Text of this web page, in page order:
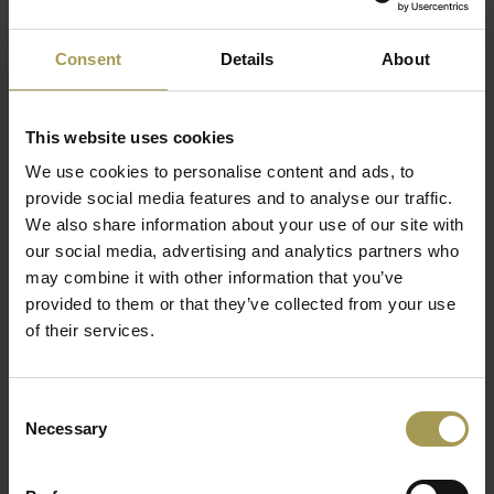
Consent Details About
This website uses cookies
We use cookies to personalise content and ads, to
provide social media features and to analyse our traffic.
We also share information about your use of our site with
our social media, advertising and analytics partners who
may combine it with other information that you’ve
provided to them or that they’ve collected from your use
of their services.
Selection
Necessary
h70 x b54 x d57cm
rugleuning in vlechtwerk van riet. De beugel die tegelijkertijd
als rug- en armleuning fungeert, bestaat uit één stuk in vorm
gebogen massief beukenhout. Net als stoel nr. 214, het
allereerste model van gebogen hout, bestaat ook stoel 210
uit slechts zes onderdelen. Door de esthetische reductie in
combinatie met de organische vormgeving doet de stoel
bijna aan een sculptuur denken. De Zwitserse architect Le
Corbusier was laaiend enthousiast en zette de stoel in veel
vond dat "... deze stoel een adellijke uitstraling heeft". De
stoel wordt geproduceerd in de fabriek in het Duitse